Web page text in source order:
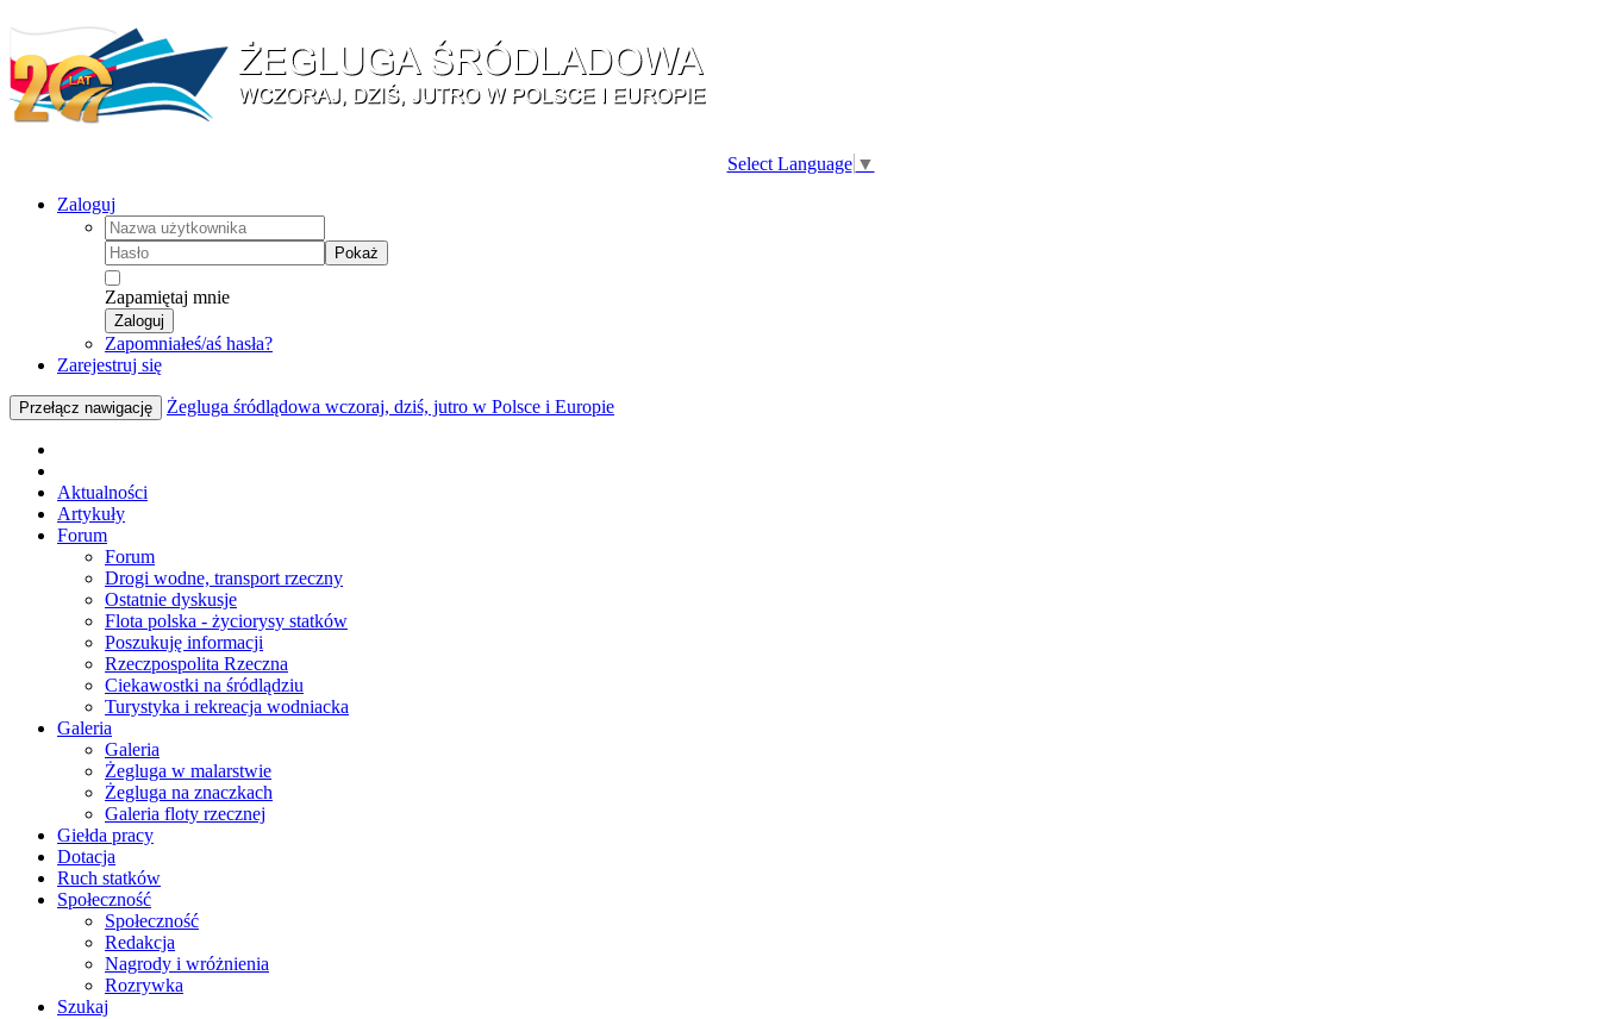
Select Language ▼
Zaloguj
Pokaż
Zapamiętaj mnie
Zaloguj
Zapomniałeś/aś hasła?
Zarejestruj się
Przełącz nawigację Żegluga śródlądowa wczoraj, dziś, jutro w Polsce i Europie
Aktualności
Artykuły
Forum
Forum
Drogi wodne, transport rzeczny
Ostatnie dyskusje
Flota polska - życiorysy statków
Poszukuję informacji
Rzeczpospolita Rzeczna
Ciekawostki na śródlądziu
Turystyka i rekreacja wodniacka
Galeria
Galeria
Żegluga w malarstwie
Żegluga na znaczkach
Galeria floty rzecznej
Giełda pracy
Dotacja
Ruch statków
Społeczność
Społeczność
Redakcja
Nagrody i wróżnienia
Rozrywka
Szukaj